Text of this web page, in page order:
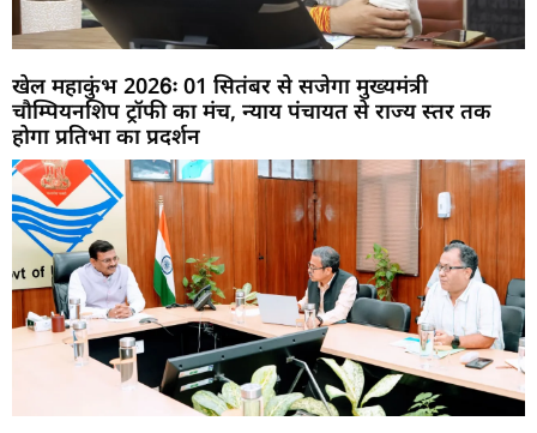
खेल महाकुंभ 2026ः 01 सितंबर से सजेगा मुख्यमंत्री
चौम्पियनशिप ट्रॉफी का मंच, न्याय पंचायत से राज्य स्तर तक
होगा प्रतिभा का प्रदर्शन